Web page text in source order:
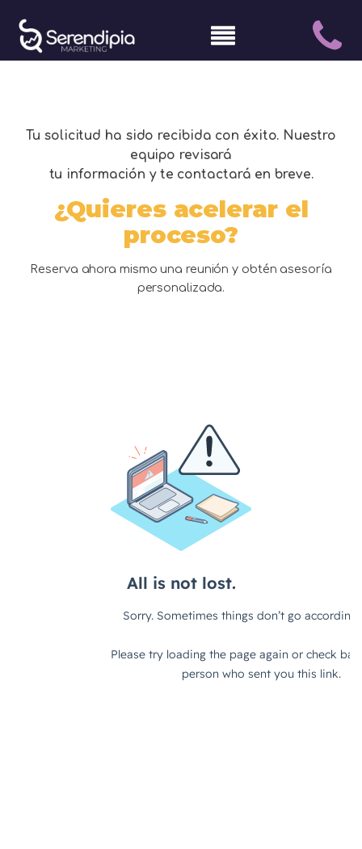
Tu solicitud ha sido recibida con éxito. Nuestro
equipo revisará
tu información y te contactará en breve.
¿Quieres acelerar el
proceso?
Reserva ahora mismo una reunión y obtén asesoría
personalizada.